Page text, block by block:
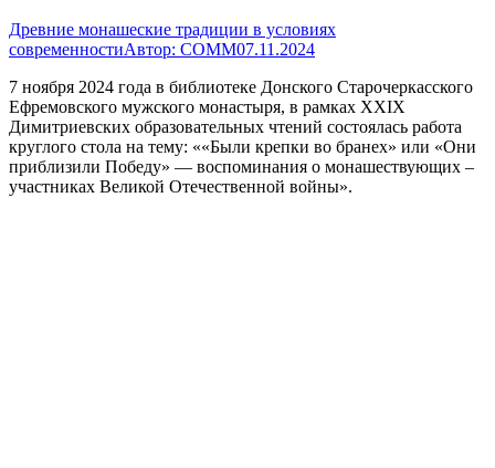
Древние монашеские традиции в условиях
современностиАвтор: СОММ07.11.2024
7 ноября 2024 года в библиотеке Донского Старочеркасского
Ефремовского мужского монастыря, в рамках XXIX
Димитриевских образовательных чтений состоялась работа
круглого стола на тему: ««Были крепки во бранех» или «Они
приблизили Победу» — воспоминания о монашествующих –
участниках Великой Отечественной войны».